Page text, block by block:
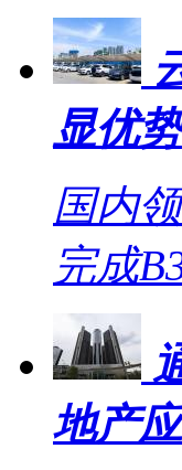
显优势
国内
完成
地产